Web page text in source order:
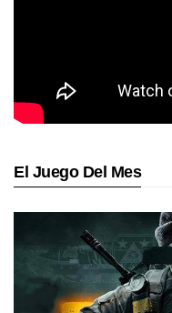
El Juego Del Mes